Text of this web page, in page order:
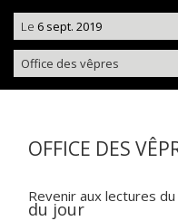
Le 6 sept. 2019
Office des vêpres
OFFICE DES
Revenir aux lectures du
du jour